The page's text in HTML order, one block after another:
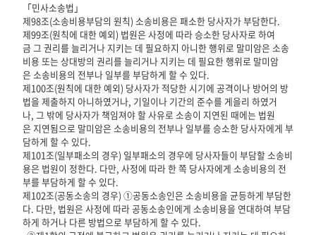
「민사소송법」
제98조(소송비용부담의 원칙) 소송비용은 패소한 당사자가 부담한다.
제99조(원칙에 대한 예외) 법원은 사정에 따라 승소한 당사자로 하여
금 그 권리를 늘리거나 지키는 데 필요하지 아니한 행위로 말미암은 소송
비용 또는 상대방의 권리를 늘리거나 지키는 데 필요한 행위로 말미암
은 소송비용의 전부나 일부를 부담하게 할 수 있다.
제100조(원칙에 대한 예외) 당사자가 적당한 시기에 공격이나 방어의 방
법을 제출하지 아니하였거나, 기일이나 기간의 준수를 게을리 하였거
나, 그 밖에 당사자가 책임져야 할 사유로 소송이 지연된 때에는 법원
은 지연됨으로 말미암은 소송비용의 전부나 일부를 승소한 당사자에게 부
담하게 할 수 있다.
제101조(일부패소의 경우) 일부패소의 경우에 당사자들이 부담할 소송비
용은 법원이 정한다. 다만, 사정에 따라 한 쪽 당사자에게 소송비용의 전
부를 부담하게 할 수 있다.
제102조(공동소송의 경우) ①공동소송인은 소송비용을 균등하게 부담한
다. 다만, 법원은 사정에 따라 공동소송인에게 소송비용을 연대하여 부담
하게 하거나 다른 방법으로 부담하게 할 수 있다.